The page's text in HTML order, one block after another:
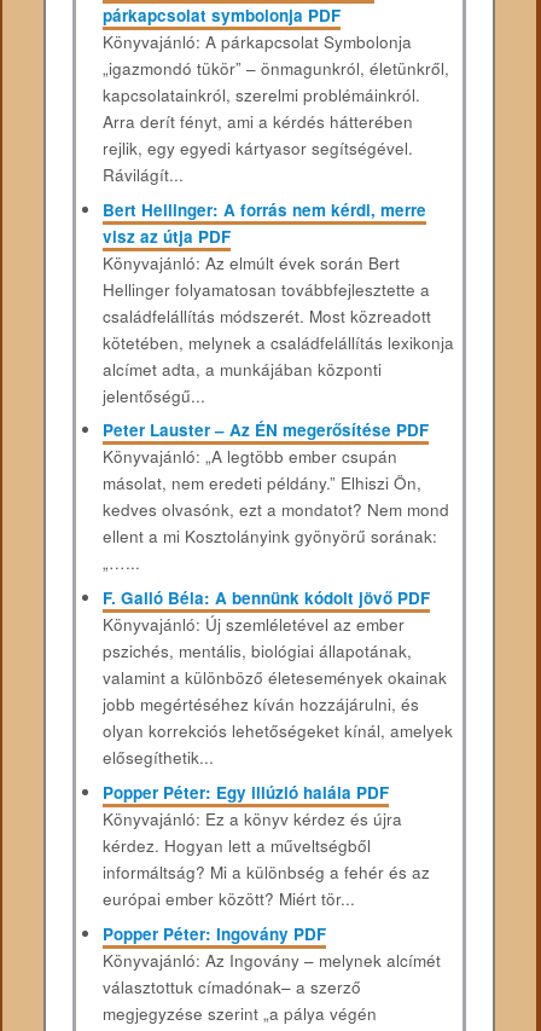
párkapcsolat symbolonja PDF
Könyvajánló: A párkapcsolat Symbolonja
„igazmondó tükör” – önmagunkról, életünkről,
kapcsolatainkról, szerelmi problémáinkról.
Arra derít fényt, ami a kérdés hátterében
rejlik, egy egyedi kártyasor segítségével.
Rávilágít...
Bert Hellinger: A forrás nem kérdi, merre
visz az útja PDF
Könyvajánló: Az elmúlt évek során Bert
Hellinger folyamatosan továbbfejlesztette a
családfelállítás módszerét. Most közreadott
kötetében, melynek a családfelállítás lexikonja
alcímet adta, a munkájában központi
jelentőségű...
Peter Lauster – Az ÉN megerősítése PDF
Könyvajánló: „A ​legtöbb ember csupán
másolat, nem eredeti példány.” Elhiszi Ön,
kedves olvasónk, ezt a mondatot? Nem mond
ellent a mi Kosztolányink gyönyörű sorának:
„…...
F. Galló Béla: A bennünk kódolt jövő PDF
Könyvajánló: Új szemléletével az ember
pszichés, mentális, biológiai állapotának,
valamint a különböző életesemények okainak
jobb megértéséhez kíván hozzájárulni, és
olyan korrekciós lehetőségeket kínál, amelyek
elősegíthetik...
Popper Péter: Egy illúzió halála PDF
Könyvajánló: Ez a könyv kérdez és újra
kérdez. Hogyan lett a műveltségből
informáltság? Mi a különbség a fehér és az
európai ember között? Miért tör...
Popper Péter: Ingovány PDF
Könyvajánló: Az ​Ingovány – melynek alcímét
választottuk címadónak– a szerző
megjegyzése szerint „a pálya végén